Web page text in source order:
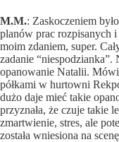
M.M.: Zaskoczeniem
planów prac rozpisanych
moim zdaniem, super.
zadanie “niespodzianka”.
opanowanie Natalii.
półkami w hurtowni
dużo daje mieć takie
przyznała, że czuje takie
zmartwienie, stres, ale
została wniesiona na